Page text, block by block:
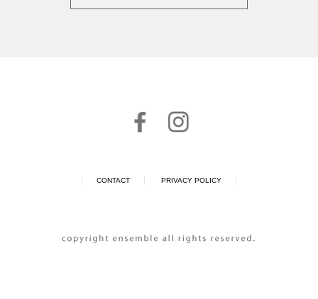
CONTACT PRIVACY POLICY